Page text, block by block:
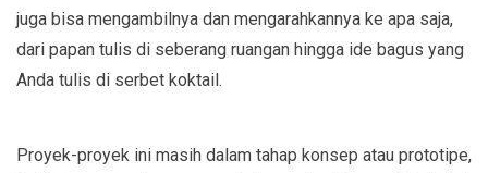
juga bisa mengambilnya dan mengarahkannya ke apa saja,
dari papan tulis di seberang ruangan hingga ide bagus yang
Anda tulis di serbet koktail.
Proyek-proyek ini masih dalam tahap konsep atau prototipe,